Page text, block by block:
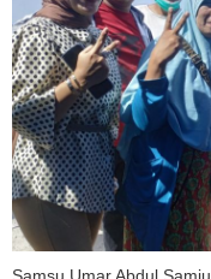
Samsu Umar Abdul